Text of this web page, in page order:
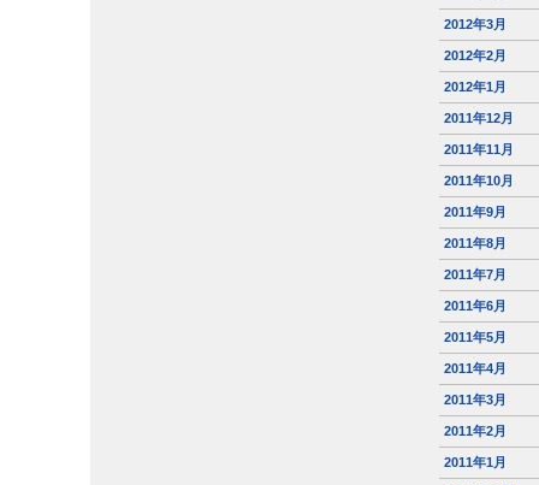
2012年3月
2012年2月
2012年1月
2011年12月
2011年11月
2011年10月
2011年9月
2011年8月
2011年7月
2011年6月
2011年5月
2011年4月
2011年3月
2011年2月
2011年1月